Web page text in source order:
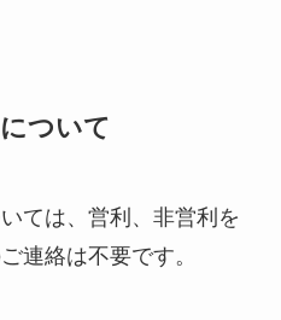
ついて
ては、営利、非営利を
連絡は不要です。